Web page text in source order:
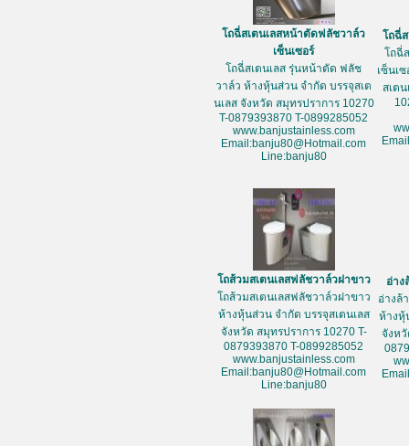
โถฉี่สเตนเลสหน้าตัดฟลัชวาล์ว
เซ็นเซอร์
โถฉี่สเตนเลส รุ่นหน้าตัด ฟลัช
วาล์ว ห้างหุ้นส่วน จำกัด บรรจุสเต
นเลส จังหวัด สมุทรปราการ 10270
T-0879393870 T-0899285052
www.banjustainless.com
Email:banju80@Hotmail.com
Line:banju80
โถฉี่
โถฉี่
เซ็นเ
สเต
โถส้วมสเตนเลสฟลัชวาล์วฝาขาว
โถส้วมสเตนเลสฟลัชวาล์วฝาขาว
ห้างหุ้นส่วน จำกัด บรรจุสเตนเลส
จังหวัด สมุทรปราการ 10270 T-
0879393870 T-0899285052
www.banjustainless.com
Email:banju80@Hotmail.com
Line:banju80
อ่าง
อ่างล้
ห้างหุ้
จังห